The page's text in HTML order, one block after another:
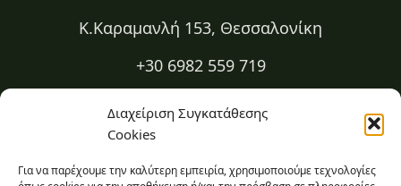
Διαχείριση Συγκατάθεσης
Cookies
Για να παρέχουμε την καλύτερη εμπειρία, χρησιμοποιούμε τεχνολογίες
Κ.Καραμανλή 153, Θεσσαλονίκη
+30 6982 559 719
+30 2310 334 883
kapa@kapadiatrofi.gr
Είμαι online 24/7